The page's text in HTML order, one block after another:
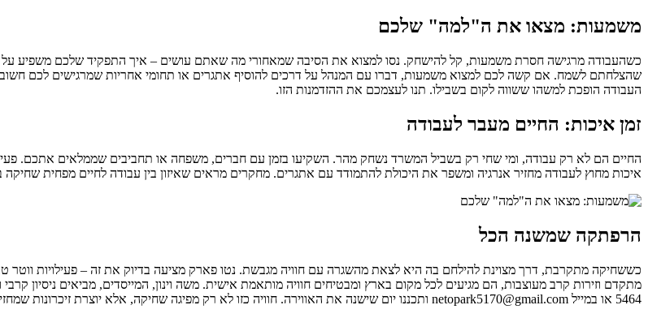
משמעות: מצאו את ה"למה" שלכם
כשהעבודה מרגישה חסרת משמעות, קל להישחק. נסו למצוא את הסיבה שמאחורי מה שאתם עושים – איך התפקיד שלכם משפיע על
שהצלחתם לשמח. אם קשה לכם למצוא משמעות, דברו עם המנהל על דרכים להוסיף אתגרים או תחומי אחריות שמרגישים לכם
העבודה הופכת למשהו ששווה לקום בשבילו. תנו לעצמכם את ההזדמנות הזו.
זמן איכות: החיים מעבר לעבודה
החיים הם לא רק עבודה, ומי שחי רק בשביל המשרד נשחק מהר. השקיעו בזמן עם חברים, משפחה או תחביבים שממלאים אתכם.
איכות מחוץ לעבודה מחזיר אנרגיה ומשפר את היכולת להתמודד עם אתגרים. מחקרים מראים שאיזון בין עבודה לחיים מפחית שחיקה ב-25%. תנו לעצמכם את הזמן הזה – זה
הרפתקה שמשנה הכל
כששחיקה מתקרבת, דרך מצוינת להילחם בה היא לצאת מהשגרה עם חוויה מגבשת. נטו פארק מציעה בדיוק את זה – פעילויות ווטר
5464 או במייל netopark5170@gmail.com ותכננו יום שישנה את האווירה. חוויה כזו לא רק מפיגה שחיקה, אלא יוצרת זיכרונות שמחזיקים מעמד.